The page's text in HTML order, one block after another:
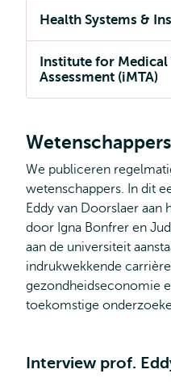
Health Systems &
Institute for Medical
Assessment (iMTA)
We publiceren
wetenschappers. In dit
Eddy van Doorslaer
door Igna Bonfrer en
aan de universiteit
indrukwekkende
gezondheidseconomie
toekomstige
Interview prof.